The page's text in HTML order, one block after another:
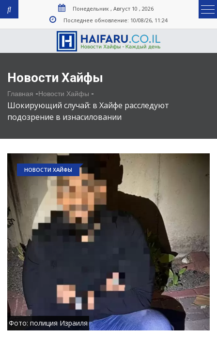
Понедельник , Август 10 , 2026
Последнее обновление: 10/08/26, 11:24
Новости Хайфы
Главная -Новости Хайфы -
Шокирующий случай: в Хайфе расследуют
подозрение в изнасиловании
НОВОСТИ ХАЙФЫ
Фото: полиция Израиля